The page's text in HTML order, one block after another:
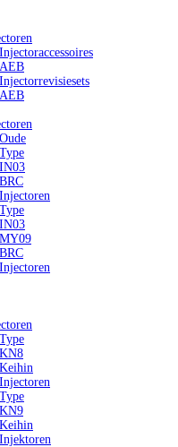
Injectoraccessoires
AEB
Injectorrevisiesets
AEB
Oude
Type
IN03
BRC
Injectoren
Type
IN03
MY09
BRC
Injectoren
Type
KN8
Keihin
Injectoren
Type
KN9
Keihin
Injektoren